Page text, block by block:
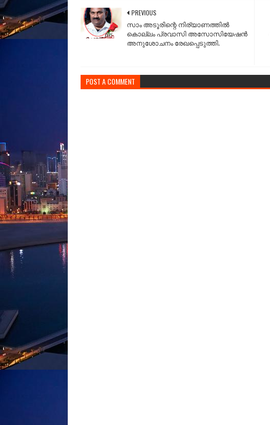
PREVIOUS
സാം അടൂരിന്റെ നിര്യാണത്തില്‍
കൊല്ലം പ്രവാസി അസോസിയേഷന്‍
അനുശോചനം രേഖപ്പെടുത്തി.
POST A COMMENT